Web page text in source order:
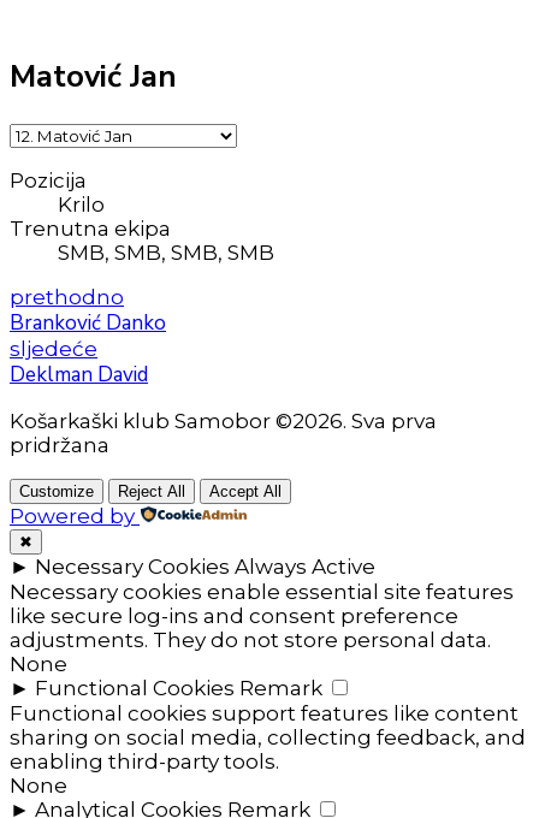
Matović Jan
Pozicija
Krilo
Trenutna ekipa
SMB, SMB, SMB, SMB
prethodno
Branković Danko
sljedeće
Deklman David
Košarkaški klub Samobor ©2026. Sva prva
pridržana
Customize Reject All Accept All
Powered by
✖
► Necessary Cookies Always Active
Necessary cookies enable essential site features
like secure log-ins and consent preference
adjustments. They do not store personal data.
None
► Functional Cookies Remark
Functional cookies support features like content
sharing on social media, collecting feedback, and
enabling third-party tools.
None
► Analytical Cookies Remark